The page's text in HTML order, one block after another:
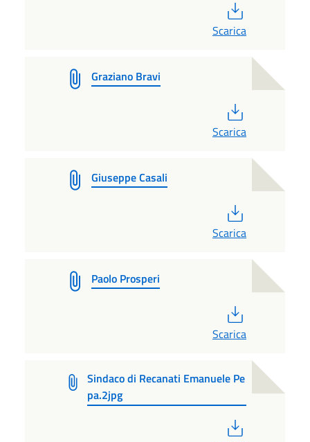
Scarica
Graziano Bravi
Scarica
Giuseppe Casali
Scarica
Paolo Prosperi
Scarica
Sindaco di Recanati Emanuele Pe
pa.2jpg